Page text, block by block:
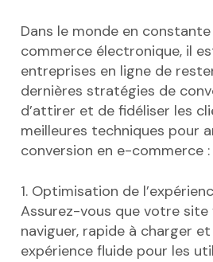
Dans le monde en
commerce électronique, il
entreprises en ligne de
dernières stratégies de
d’attirer et de fidéliser les
meilleures techniques pour
conversion en e-commerce :
1. Optimisation de
Assurez-vous que votre site
naviguer, rapide à charger
expérience fluide pour les